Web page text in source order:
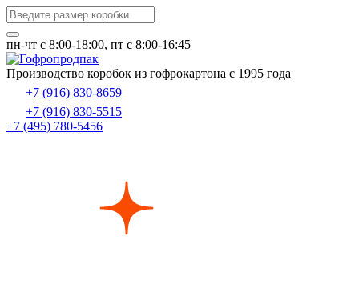
пн-чт c 8:00-18:00, пт с 8:00-16:45
Производство коробок из гофрокартона с 1995 года
+7 (916) 830-8659
+7 (916) 830-5515
+7 (495) 780-5456